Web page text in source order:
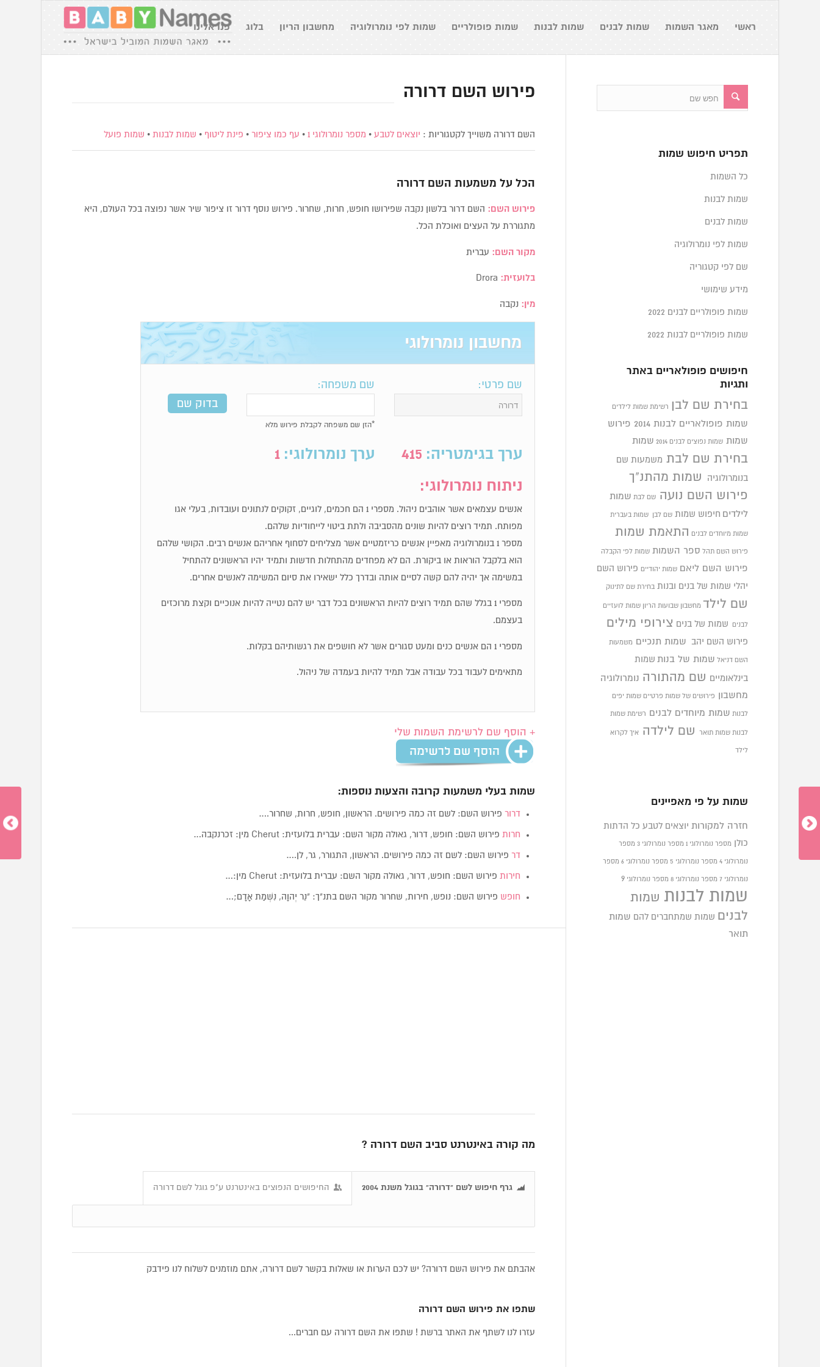
ראשי מאגר השמות שמות לבנים שמות לבנות שמות פופולריים שמות לפי נומרולוגיה מחשבון הריון בלוג פנו אלינו
פירוש השם דרורה
השם דרורה משוייך לקטגוריות : יוצאים לטבע • מספר נומרולוגי 1 • עף כמו ציפור • פינת ליטוף • שמות לבנות • שמות פועל
הכל על משמעות השםדרורה
פירוש השם: השם דרור בלשון נקבה שפירושו חופש, חרות, שחרור. פירוש נוסף דרור זו ציפור שיר אשר נפוצה בכל העולם, היא
מתגוררת על העצים ואוכלת הכל.
מקור השם: עברית
בלועזית:
מין: נקבה
מחשבון נומרולוגי
שם פרטי: שם משפחה:
*הזן שם משפחה לקבלת פירוש מלא
ערך בגימטריה: 415 ערך נומרולוגי: 1
ניתוח נומרולוגי:
אנשים עצמאים אשר אוהבים ניהול. מספרי 1 הם חכמים, לוגיים, זקוקים לנתונים ועובדות, בעלי אגו
מפותח. תמיד רוצים להיות שונים מהסביבה ולתת ביטוי לייחודיות שלהם.
מספר 1 בנומרולוגיה מאפיין אנשים כריזמטיים אשר מצליחים לסחוף אחריהם אנשים רבים. הקושי שלהם
הוא בלקבל הוראות או ביקורת. הם לא מפחדים מהתחלות חדשות ותמיד יהיו הראשונים להתחיל
במשימה אך יהיה להם קשה לסיים אותה ובדרך כלל ישאירו את סיום המשימה לאנשים אחרים.
מספרי 1 בגלל שהם תמיד רוצים להיות הראשונים בכל דבר יש להם נטייה להיות אנוכיים וקצת מרוכזים
בעצמם.
מספרי 1 הם אנשים כנים ומעט סגורים אשר לא חושפים את רגשותיהם בקלות.
מתאימים לעבוד בכל עבודה אבל תמיד להיות בעמדה של ניהול.
+ הוסף שם לרשימת השמות שלי
שמות בעלי משמעות קרובה והצעות נוספות:
דרור פירוש השם: לשם זה כמה פירושים. הראשון, חופש, חרות, שחרור.…
חרות פירוש השם: חופש, דרור, גאולה מקור השם: עברית בלועזית: Cherut מין: זכרנקבה…
דר פירוש השם: לשם זה כמה פירושים. הראשון, התגורר, גר, לן.…
חירות פירוש השם: חופש, דרור, גאולה מקור השם: עברית בלועזית: Cherut מין:…
חופש פירוש השם: נופש, חירות, שחרור מקור השם בתנ"ך: "נֵר יְהוָה, נִשְׁמַת אָדָם;…
מה קורה באינטרנט סביב השם דרורה ?
גרף חיפוש לשם "דרורה" בגוגל משנת 2004 החיפושים הנפוצים באינטרנט ע"פ גוגל לשם דרורה
אהבתם את פירוש השם דרורה? יש לכם הערות או שאלות בקשר לשם דרורה, אתם מוזמנים לשלוח לנו פידבק
שתפו את פירוש השם דרורה
עזרו לנו לשתף את האתר ברשת ! שתפו את השם דרורה עם חברים...
תפריט חיפוש שמות
כל השמות
שמות לבנות
שמות לבנים
שמות לפי נומרולוגיה
שם לפי קטגוריה
מידע שימושי
שמות פופולריים לבנים 2022
שמות פופולריים לבנות 2022
חיפושים פופולאריים באתר
ותגיות
בחירת שם לבן רשימת שמות לילדים
שמות פופולאריים לבנות 2014 פירוש
שמות שמות נפוצים לבנים 2014 שמות
בחירת שם לבת משמעות שם
בנומרולוגיה
שמות מהתנ"ך
פירוש השם נועה
שם לבת שמות
לילדים חיפוש שמות שם לבן שמות בעברית
שמות מיוחדים לבנים התאמת שמות
פירוש השם תהל ספר השמות שמות לפי הקבלה
פירוש השם ליאם שמות יהודיים פירוש השם
יהלי שמות של בנים ובנות בחירת שם לתינוק
שם לילד מחשבון שבועות הריון שמות לועזיים
לבנים שמות של בנים צירופי מילים
פירוש השם יהב שמות תנכיים משמעות
השם דניאל שמות של בנות שמות
בינלאומיים שם מהתורה נומרולוגיה
מחשבון פירושים של שמות פרטיים שמות יפים
לבנות שמות מיוחדים לבנים רשימת שמות
לבנות שמות תואר שם לילדה איך לקרוא
לילד
שמות על פי מאפיינים
חזרה למקורות יוצאים לטבע כל הדתות
כולן מספר נומרולוגי 1 מספר נומרולוגי 3 מספר
נומרולוגי 4 מספר נומרולוגי 5 מספר נומרולוגי 6 מספר
נומרולוגי 7 מספר נומרולוגי 8 מספר נומרולוגי9
שמות לבנות שמות
לבנים
שמות שמתחברים להם שמות
תואר